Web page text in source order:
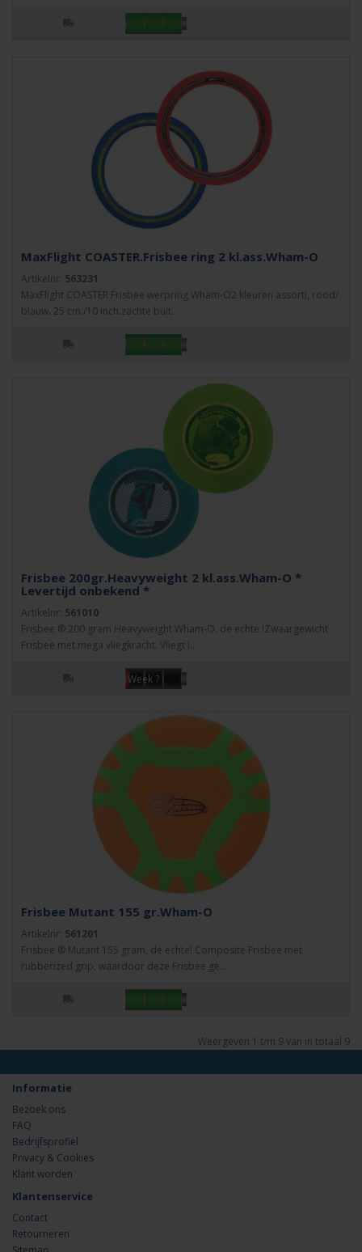
MaxFlight COASTER.Frisbee ring 2 kl.ass.Wham-O
Artikelnr: 563231
MaxFlight COASTER Frisbee werpring Wham-O2 kleuren assorti, rood/
blauw. 25 cm./10 inch.zachte buit..
Frisbee 200gr.Heavyweight 2 kl.ass.Wham-O *
Levertijd onbekend *
Artikelnr: 561010
Frisbee ® 200 gram Heavyweight Wham-O. de echte !Zwaargewicht
Frisbee met mega vliegkracht. Vliegt l..
Week ?
Frisbee Mutant 155 gr.Wham-O
Artikelnr: 561201
Frisbee ® Mutant 155 gram, de echte! Composite Frisbee met
rubberized grip, waardoor deze Frisbee ge..
Weergeven 1 t/m 9 van in totaal 9
Informatie
Bezoek ons
FAQ
Bedrijfsprofiel
Privacy & Cookies
Klant worden
Klantenservice
Contact
Retourneren